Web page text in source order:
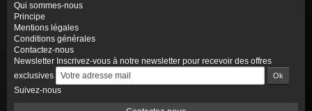
Qui sommes-nous
Principe
Mentions légales
Conditions générales
Contactez-nous
Newsletter Inscrivez-vous à notre newsletter pour recevoir des offres
exclusives
Suivez-nous